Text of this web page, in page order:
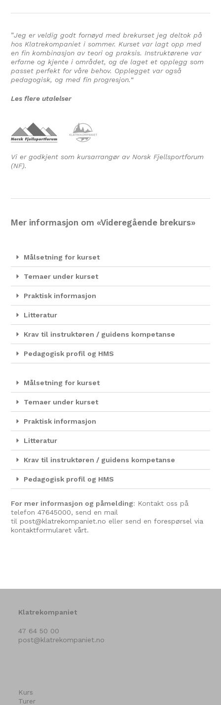
”Jeg er veldig godt fornøyd med brekurset jeg deltok på
hos Klatrekompaniet i sommer. Kurset var lagt opp med
en fin kombinasjon av teori og praksis. Instruktørene var
erfarne og kjente i området, og de laget et opplegg som
passet perfekt for våre behov. Opplegget var også
pedagogisk, og med fin progresjon.“
Les flere utalelser
Vi er godkjent som kursarrangør av Norsk Fjellsportforum
(NF).
Mer informasjon om «Videregående brekurs»
Målsetning for kurset
Temaer under kurset
Praktisk informasjon
Litteratur
Krav til instruktøren / guidens kompetanse
Pedagogisk profil og HMS
Målsetning for kurset
Temaer under kurset
Praktisk informasjon
Litteratur
Krav til instruktøren / guidens kompetanse
Pedagogisk profil og HMS
For mer informasjon og påmelding: Kontakt oss på
telefon47645000, send en mail
til post@klatrekompaniet.no eller send enforespørsel via
kontaktformularet vårt.
Klatrekompaniet
47 64 50 00
post@klatrekompaniet.no
Kurs
Turer